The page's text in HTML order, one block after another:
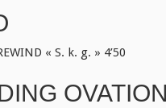
« S. k. g. » 4’50
OVATION